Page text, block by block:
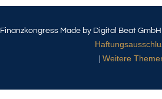
Finanzkongress Made by Digital Beat GmbH |
Weitere